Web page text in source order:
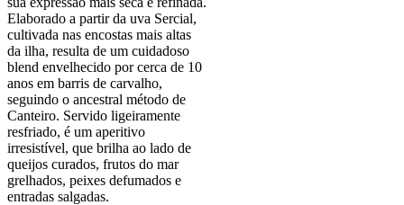
Elaborado a partir da uva Sercial,
cultivada nas encostas mais altas
da ilha, resulta de um cuidadoso
blend envelhecido por cerca de 10
anos em barris de carvalho,
seguindo o ancestral método de
Canteiro. Servido ligeiramente
resfriado, é um aperitivo
irresistível, que brilha ao lado de
queijos curados, frutos do mar
grelhados, peixes defumados e
entradas salgadas.